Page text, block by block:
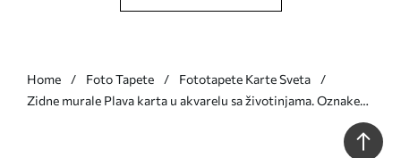
Home Foto Tapete
Fototapete Karte Sveta
Zidne murale Plava karta u akvarelu sa životinjama. Oznake